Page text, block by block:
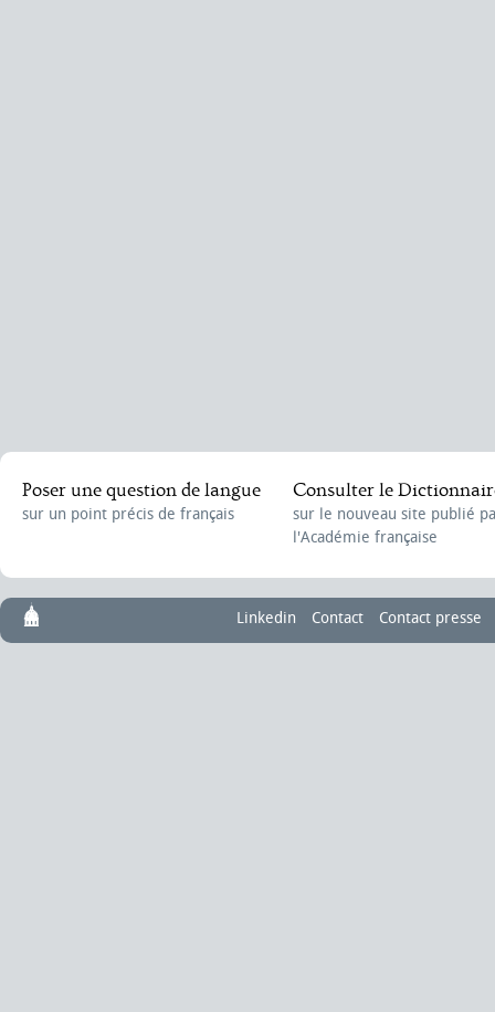
Poser une question de langue
sur un point précis de français
Consulter le
sur le nouveau site publié
l'Académie française
Linkedin Contact Contact presse